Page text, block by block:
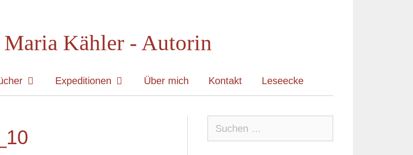
Maria Kähler - Autorin
Expeditionen Über mich Kontakt Leseecke
nach: